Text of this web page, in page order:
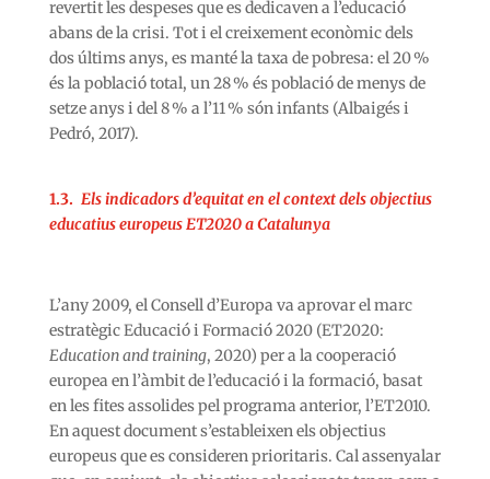
revertit les despeses que es dedicaven a l’educació
abans de la crisi. Tot i el creixement econòmic dels
dos últims anys, es manté la taxa de pobresa: el 20 %
és la població total, un 28 % és població de menys de
setze anys i del 8 % a l’11 % són infants (Albaigés i
Pedró, 2017).
1.3. Els indicadors d’equitat en el context dels objectius
educatius europeus ET2020 a Catalunya
L’any 2009, el Consell d’Europa va aprovar el marc
estratègic Educació i Formació 2020 (ET2020:
Education and training, 2020) per a la cooperació
europea en l’àmbit de l’educació i la formació, basat
en les fites assolides pel programa anterior, l’ET2010.
En aquest document s’estableixen els objectius
europeus que es consideren prioritaris. Cal assenyalar